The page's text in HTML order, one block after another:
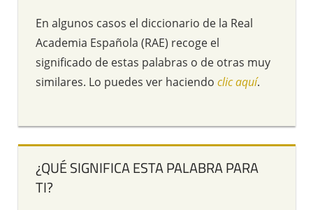
En algunos casos el diccionario de la Real
Academia Española (RAE) recoge el
significado de estas palabras o de otras muy
similares. Lo puedes ver haciendo clic aquí.
¿QUÉ SIGNIFICA ESTA PALABRA PARA
TI?